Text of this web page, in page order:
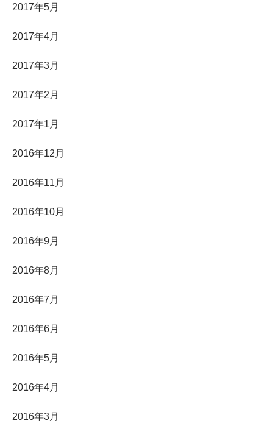
2017年5月
2017年4月
2017年3月
2017年2月
2017年1月
2016年12月
2016年11月
2016年10月
2016年9月
2016年8月
2016年7月
2016年6月
2016年5月
2016年4月
2016年3月